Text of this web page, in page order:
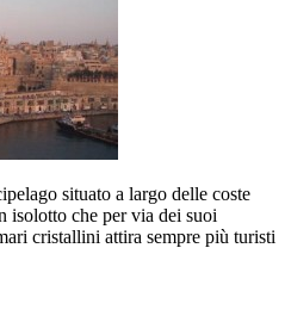
situato a largo delle coste
isolotto che per via dei suoi
cristallini attira sempre più turisti